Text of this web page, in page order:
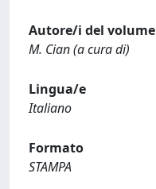
Autore/i del volume
M. Cian (a cura di)
Lingua/e
Italiano
Formato
STAMPA